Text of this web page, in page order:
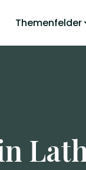
Themenfelder